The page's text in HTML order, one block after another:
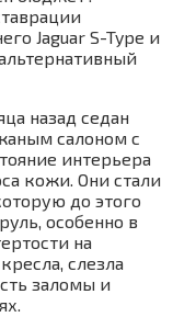
Jaguar S-Type и
назад седан
салоном с
интерьера
кожи. Они стали
до этого
особенно в
на
слезла
заломы и